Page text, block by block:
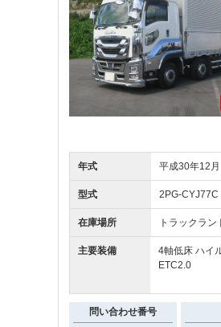
年式 平成30年12月
型式 2PG-CYJ77C
在庫場所 トラックラン
主要装備
4軸低床 ハイ
ETC2.0
問い合わせ番号